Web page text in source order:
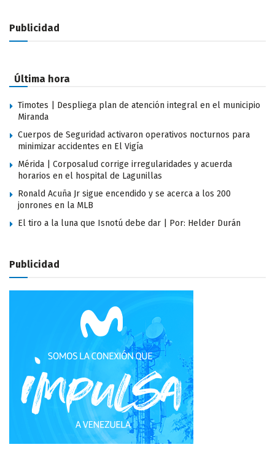
Publicidad
Última hora
Timotes | Despliega plan de atención integral en el municipio
Miranda
Cuerpos de Seguridad activaron operativos nocturnos para
minimizar accidentes en El Vigía
Mérida | Corposalud corrige irregularidades y acuerda
horarios en el hospital de Lagunillas
Ronald Acuña Jr sigue encendido y se acerca a los 200
jonrones en la MLB
El tiro a la luna que Isnotú debe dar | Por: Helder Durán
Publicidad